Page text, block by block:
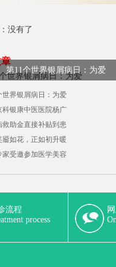
没有了
第11个世界银屑病日：为爱
世界银屑病日：为爱
科银康中医医院杨广
救助金直接补贴到患
靥如花，正如初升暖
家受邀参加医学美容
流程
process